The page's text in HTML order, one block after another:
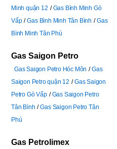
Minh quận 12
Gas Bình Minh Gò
Vấp
Gas Bình Minh Tân Bình
Gas
Bình Minh Tân Phú
Gas Saigon Petro
Gas Saigon Petro Hóc Môn
Gas
Saigon Petro quận 12
Gas Saigon
Petro Gò Vấp
Gas Saigon Petro
Tân Bình
Gas Saigon Petro Tân
Phú
Gas Petrolimex